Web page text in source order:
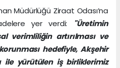
Müdürlüğü Ziraat Odası’na
yer verdi:
"Üretimin
verimliliğin artırılması ve
hedefiyle, Akşehir
ile yürütülen iş birliklerimiz